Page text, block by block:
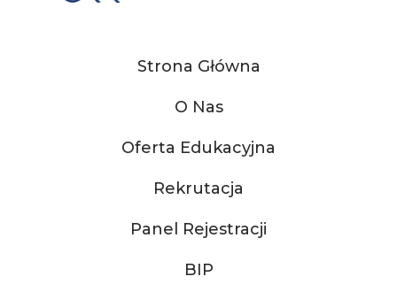
Strona Główna
O Nas
Oferta Edukacyjna
Rekrutacja
Panel Rejestracji
BIP